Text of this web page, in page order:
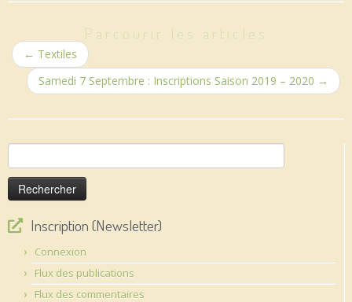
Parcourir les articles
← Textiles
Samedi 7 Septembre : Inscriptions Saison 2019 – 2020 →
Rechercher :
Inscription (Newsletter)
Connexion
Flux des publications
Flux des commentaires